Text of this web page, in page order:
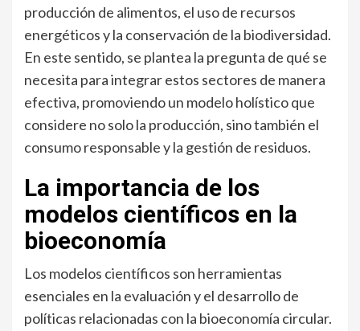
producción de alimentos, el uso de recursos
energéticos y la conservación de la biodiversidad.
En este sentido, se plantea la pregunta de qué se
necesita para integrar estos sectores de manera
efectiva, promoviendo un modelo holístico que
considere no solo la producción, sino también el
consumo responsable y la gestión de residuos.
La importancia de los
modelos científicos en la
bioeconomía
Los modelos científicos son herramientas
esenciales en la evaluación y el desarrollo de
políticas relacionadas con la bioeconomía circular.